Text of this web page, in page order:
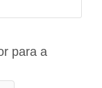
para a